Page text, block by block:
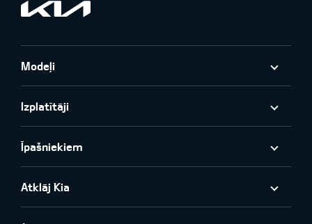
Modeļi
Izplatītāji
Īpašniekiem
Atklāj Kia